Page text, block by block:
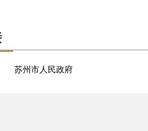
苏州市人民政府